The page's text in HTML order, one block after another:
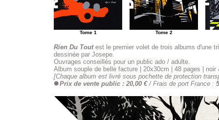
Tome 1 Tome 2
Rien Du Toutest le premier volet de trois albums d'une
dessinée par Josepe.
Ouvrages conseillés pour un public ado / adulte.
Album souple de belle facture
20x30cm 48 pages
noir
[Chaque album est livré sous pochette de protection
Prix de vente public : 20,00 €/ Frais de port France :